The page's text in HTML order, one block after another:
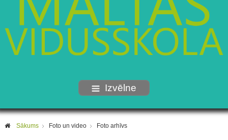
Izvēlne
Sākums Foto un video Foto arhīvs